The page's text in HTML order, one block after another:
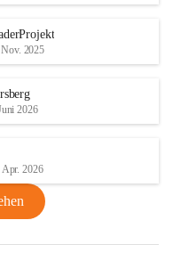
2025
2026
Apr. 2026